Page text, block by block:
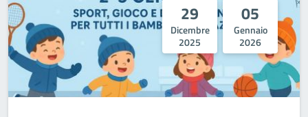
29
Dicembre
2025
05
Gennaio
2026